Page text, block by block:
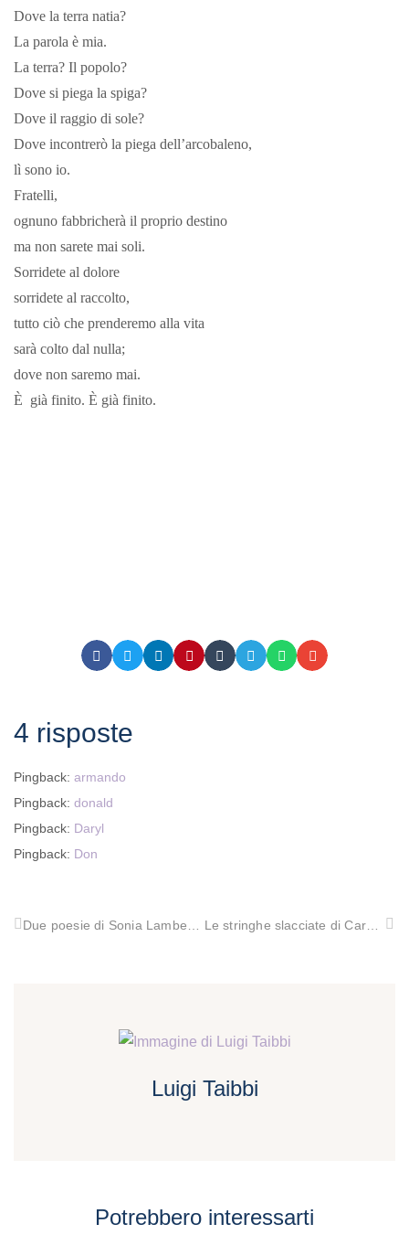
Dove la terra natia?
La parola è mia.
La terra? Il popolo?
Dove si piega la spiga?
Dove il raggio di sole?
Dove incontrerò la piega dell’arcobaleno,
lì sono io.
Fratelli,
ognuno fabbricherà il proprio destino
ma non sarete mai soli.
Sorridete al dolore
sorridete al raccolto,
tutto ciò che prenderemo alla vita
sarà colto dal nulla;
dove non saremo mai.
È già finito. È già finito.
4 risposte
Pingback: armando
Pingback: donald
Pingback: Daryl
Pingback: Don
Luigi Taibbi
Potrebbero interessarti